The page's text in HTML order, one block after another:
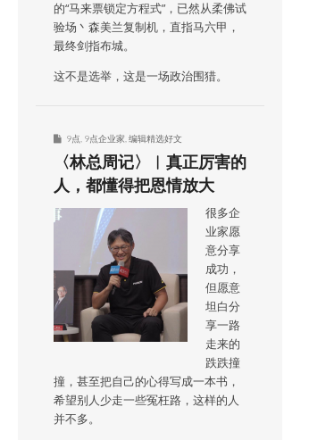
的“马来票锁定方程式”，已然从柔佛试
验场丶森美兰复制机，直指马六甲，
最终剑指布城。
这不是选举，这是一场政治围猎。
9点 9点企业家 编辑精选好文
〈林总周记〉︱真正厉害的
人，都懂得把恩情放大
很多企
业家愿
意分享
成功，
但愿意
坦白分
享一路
走来的
跌跌撞
撞，甚至把自己的心得写成一本书，
希望别人少走一些冤枉路，这样的人
并不多。